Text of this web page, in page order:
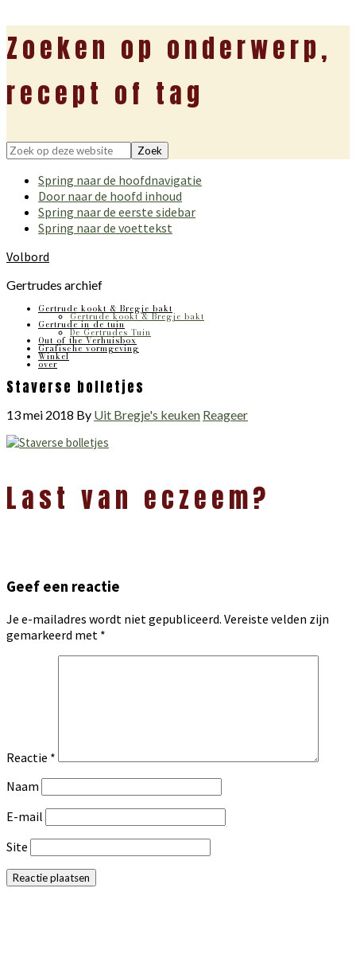
Zoeken op onderwerp,
recept of tag
Zoek
deze
website
Spring naar de hoofdnavigatie
Door naar de hoofd inhoud
Spring naar de eerste sidebar
Spring naar de voettekst
Volbord
Gertrudes archief
Gertrude kookt & Bregje bakt
Gertrude kookt & Bregje bakt
Gertrude in de tuin
De Gertrudes Tuin
Out of the Verhuisbox
Grafische vormgeving
Winkel
over
Staverse bolletjes
13 mei 2018 By Uit Bregje's keuken Reageer
Interacties
Last van eczeem?
Geef een reactie
Je e-mailadres wordt niet gepubliceerd. Vereiste velden zijn
gemarkeerd met *
Reactie *
Naam
E-mail
Site